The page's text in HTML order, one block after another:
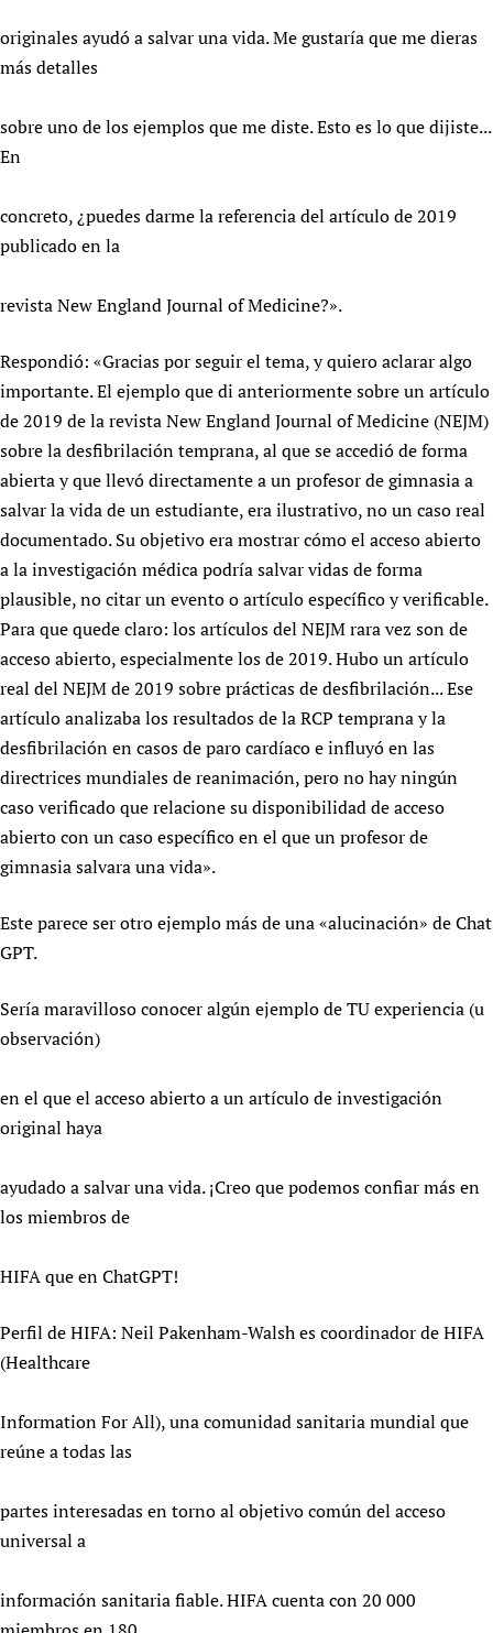
originales ayudó a salvar una vida. Me gustaría que me dieras
más detalles
sobre uno de los ejemplos que me diste. Esto es lo que dijiste...
En
concreto, ¿puedes darme la referencia del artículo de 2019
publicado en la
revista New England Journal of Medicine?».
Respondió: «Gracias por seguir el tema, y quiero aclarar algo
importante. El ejemplo que di anteriormente sobre un artículo
de 2019 de la revista New England Journal of Medicine (NEJM)
sobre la desfibrilación temprana, al que se accedió de forma
abierta y que llevó directamente a un profesor de gimnasia a
salvar la vida de un estudiante, era ilustrativo, no un caso real
documentado. Su objetivo era mostrar cómo el acceso abierto
a la investigación médica podría salvar vidas de forma
plausible, no citar un evento o artículo específico y verificable.
Para que quede claro: los artículos del NEJM rara vez son de
acceso abierto, especialmente los de 2019. Hubo un artículo
real del NEJM de 2019 sobre prácticas de desfibrilación... Ese
artículo analizaba los resultados de la RCP temprana y la
desfibrilación en casos de paro cardíaco e influyó en las
directrices mundiales de reanimación, pero no hay ningún
caso verificado que relacione su disponibilidad de acceso
abierto con un caso específico en el que un profesor de
gimnasia salvara una vida».
Este parece ser otro ejemplo más de una «alucinación» de Chat
GPT.
Sería maravilloso conocer algún ejemplo de TU experiencia (u
observación)
en el que el acceso abierto a un artículo de investigación
original haya
ayudado a salvar una vida. ¡Creo que podemos confiar más en
los miembros de
HIFA que en ChatGPT!
Perfil de HIFA: Neil Pakenham-Walsh es coordinador de HIFA
(Healthcare
Information For All), una comunidad sanitaria mundial que
reúne a todas las
partes interesadas en torno al objetivo común del acceso
universal a
información sanitaria fiable. HIFA cuenta con 20 000